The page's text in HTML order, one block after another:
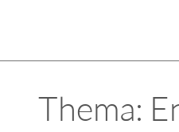
Thema: